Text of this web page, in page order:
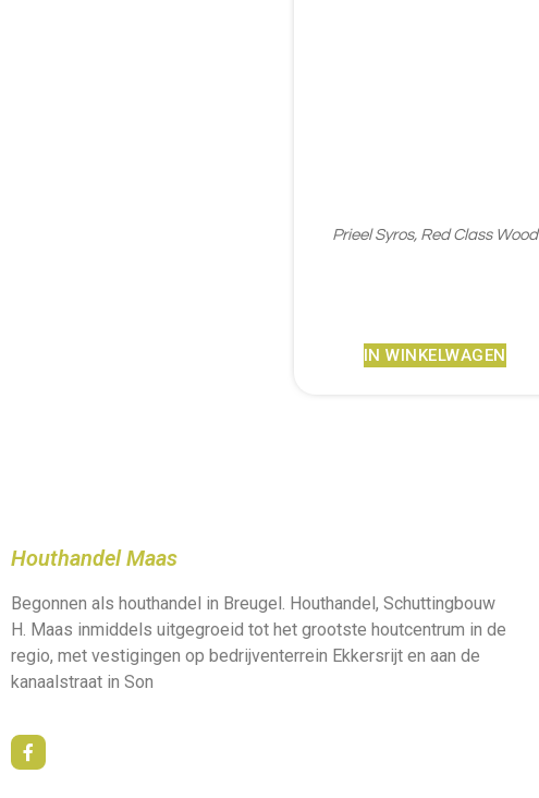
Prieel Syros, Red Class Wood
IN WINKELWAGEN
Houthandel Maas
Begonnen als houthandel in Breugel. Houthandel, Schuttingbouw
H. Maas inmiddels uitgegroeid tot het grootste houtcentrum in de
regio, met vestigingen op bedrijventerrein Ekkersrijt en aan de
kanaalstraat in Son